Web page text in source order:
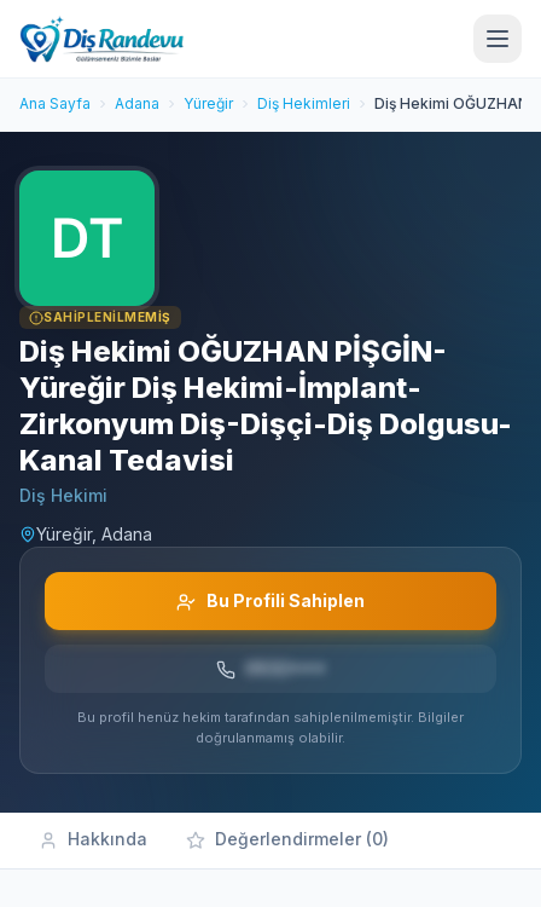
Ana Sayfa Adana Yüreğir Diş Hekimleri Diş Hekimi OĞUZHAN
SAHIPLENILMEMIŞ
Diş Hekimi OĞUZHAN PİŞGİN-
Yüreğir Diş Hekimi-İmplant-
Zirkonyum Diş-Dişçi-Diş Dolgusu-
Kanal Tedavisi
Diş Hekimi
Yüreğir, Adana
Bu Profili Sahiplen
Bu profil henüz hekim tarafından sahiplenilmemiştir. Bilgiler
doğrulanmamış olabilir.
Hakkında Değerlendirmeler (0)